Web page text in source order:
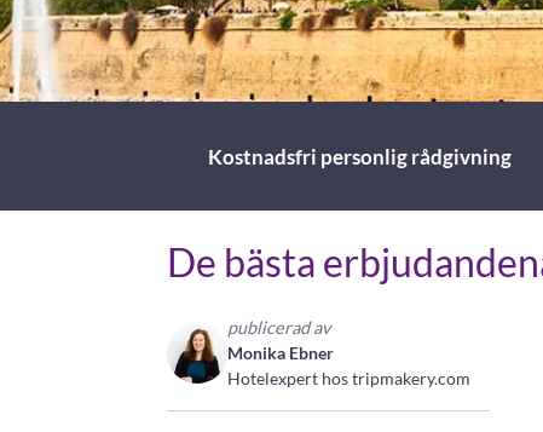
Kostnadsfri personlig rådgivning
De bästa
publicerad av
Monika Ebner
Hotelexpert hos tripmakery.com